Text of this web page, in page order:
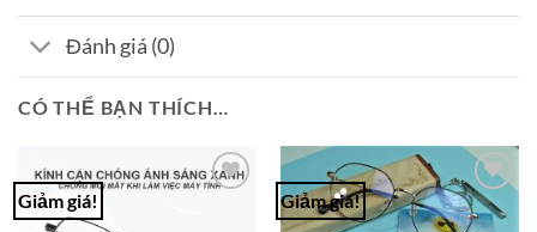
Đánh giá (0)
CÓ THỂ BẠN THÍCH…
Giảm giá! Giảm giá!
Add to
Wishlist